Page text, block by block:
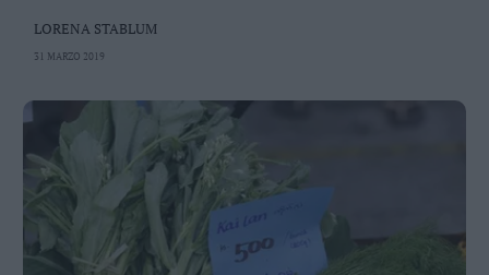
LORENA STABLUM
31 MARZO 2019